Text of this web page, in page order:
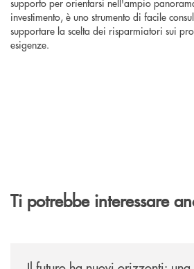
investimento, è uno strumento di facile
supportare la scelta dei risparmiatori sui
esigenze.
Ti potrebbe interessare